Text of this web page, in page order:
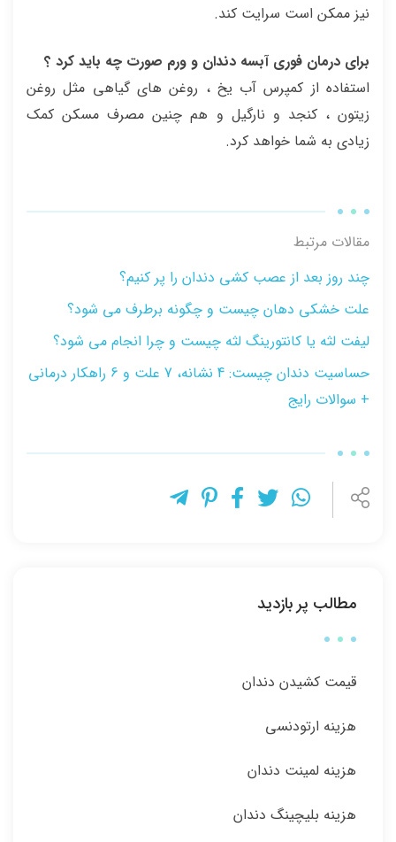
نیز ممکن است سرایت کند.
برای درمان فوری آبسه دندان و ورم صورت چه باید کرد ؟
استفاده از کمپرس آب یخ ، روغن های گیاهی مثل روغن
زیتون ، کنجد و نارگیل و هم چنین مصرف مسکن کمک
زیادی به شما خواهد کرد.
مقالات مرتبط
چند روز بعد از عصب کشی دندان را پر کنیم؟
علت خشکی دهان چیست و چگونه برطرف می شود؟
لیفت لثه یا کانتورینگ لثه چیست و چرا انجام می شود؟
حساسیت دندان چیست: 4 نشانه، 7 علت و 6 راهکار درمانی
+ سوالات رایج
مطالب پر بازدید
قیمت کشیدن دندان
هزینه ارتودنسی
هزینه لمینت دندان
هزینه بلیچینگ دندان